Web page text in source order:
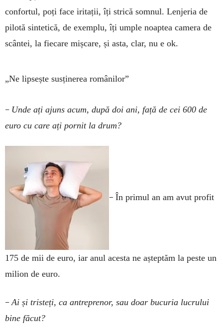
confortul, poți face iritații, îți strică somnul. Lenjeria de
pilotă sintetică, de exemplu, îți umple noaptea camera de
scântei, la fiecare mișcare, și asta, clar, nu e ok.
„Ne lipsește susținerea românilor”
– Unde ați ajuns acum, după doi ani, față de cei 600 de
euro cu care ați pornit la drum?
– În primul an am avut profit
175 de mii de euro, iar anul acesta ne așteptăm la peste un
milion de euro.
–Ai și tristeți, ca antreprenor, sau doar bucuria lucrului
bine făcut?